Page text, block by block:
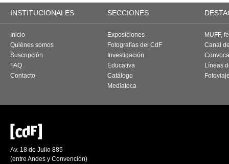
INSTITUCIONALES SECCIONES
Inicio
Quiénes somos
Suscripción
FAQ
Contacto
Exposiciones
Fotografías del CdF
Investigación
Educativa
Catálogo
Mediateca
MUFF,
Canal
Líneas
Av. 18 de Julio 885
(entre Andes y Convención)